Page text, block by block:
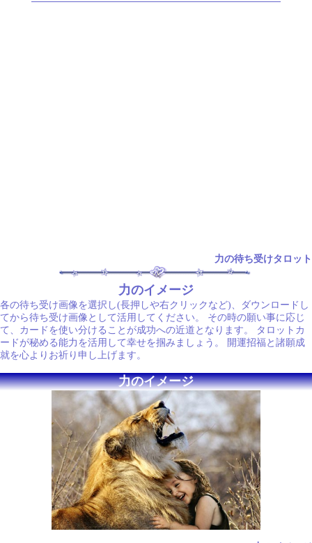
力の待ち受けタロット
力のイメージ
各の待ち受け画像を選択し(長押しや右クリックなど)、ダウンロードし
てから待ち受け画像として活用してください。 その時の願い事に応じ
て、カードを使い分けることが成功への近道となります。 タロットカ
ードが秘める能力を活用して幸せを掴みましょう。 開運招福と諸願成
就を心よりお祈り申し上げます。
力のイメージ